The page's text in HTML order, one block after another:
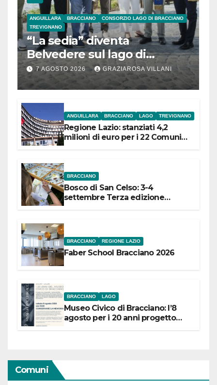
ANGUILLARA BRACCIANO
CONSORZIO LAGO DI BRACCIANO
TREVIGNANO
“La sedia” diventa
Belvedere sul lago di
Bracciano: ieri
l’inaugurazione
7 AGOSTO 2026 GRAZIAROSA VILLANI
ANGUILLARA BRACCIANO LAGO TREVIGNANO
Regione Lazio: stanziati 4,2
milioni di euro per i 22 Comuni
BRACCIANO
Bosco di San Celso: 3-4
settembre Terza edizione
BRACCIANO REGIONE LAZIO
Faber School Bracciano 2026
BRACCIANO LAGO
Museo Civico di Bracciano: l’8
agosto per i 20 anni progetto
Comuni